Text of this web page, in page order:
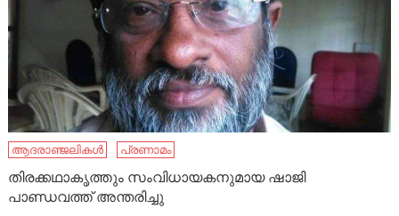
ആദരാഞ്ജലികൾ പ്രണാമം
തിരക്കഥാകൃത്തും സംവിധായകനുമായ ഷാജി
പാണ്ഡവത്ത് അന്തരിച്ചു